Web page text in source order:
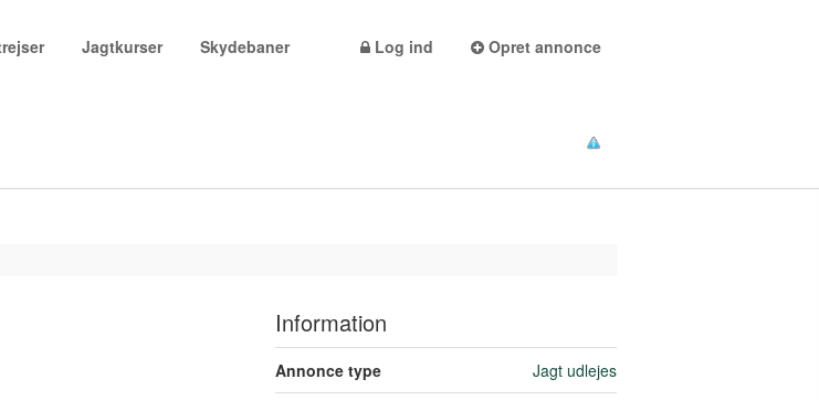
Jagtkurser Skydebaner Log ind Opret annonce
Information
Annonce type Jagt udlejes